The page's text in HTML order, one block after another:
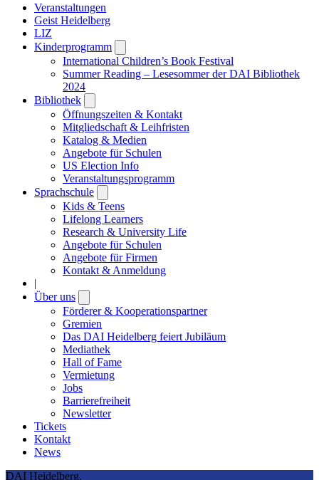
Veranstaltungen
Geist Heidelberg
LIZ
Kinderprogramm
submenu
International Children’s Book Festival
Summer Reading – Lesesommer der DAI Bibliothek
2024
Bibliothek
submenu
Öffnungszeiten & Kontakt
Mitgliedschaft & Leihfristen
Katalog & Medien
Angebote für Schulen
US Election Info
Veranstaltungsprogramm
Sprachschule
submenu
Kids & Teens
Lifelong Learners
Research & University Life
Angebote für Schulen
Angebote für Firmen
Kontakt & Anmeldung
|
Über uns
submenu
Förderer & Kooperationspartner
Gremien
Das DAI Heidelberg feiert Jubiläum
Mediathek
Hall of Fame
Vermietung
Jobs
Barrierefreiheit
Newsletter
Tickets
Kontakt
News
DAI Heidelberg.